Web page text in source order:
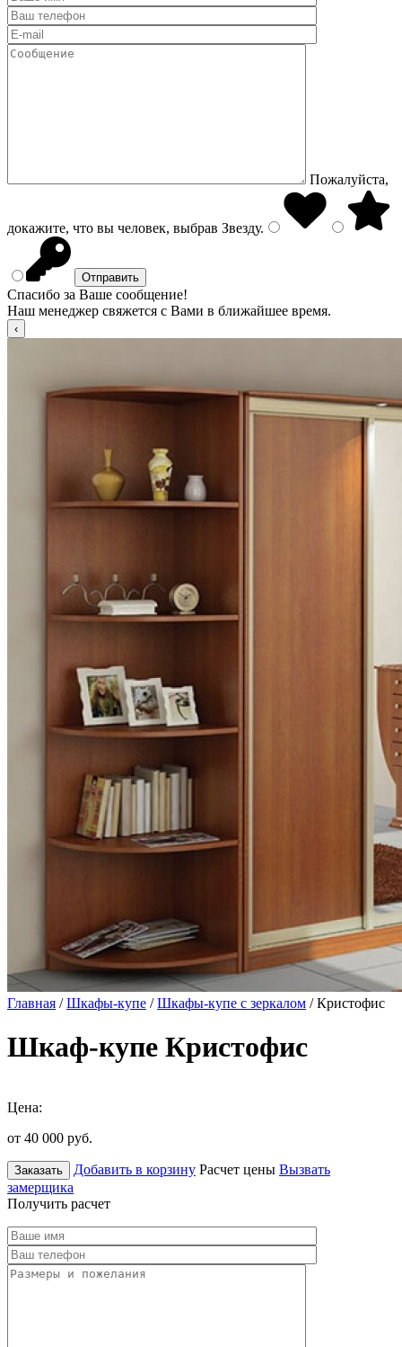
Пожалуйста,
докажите, что вы человек, выбрав Звезду.
Спасибо за Ваше сообщение!
Наш менеджер свяжется с Вами в ближайшее время.
Главная /Шкафы-купе /Шкафы-купе с зеркалом / Кристофис
Шкаф-купе Кристофис
Цена:
от 40 000 руб.
Заказать Добавить в корзину Расчет цены Вызвать
замерщика
Получить расчет